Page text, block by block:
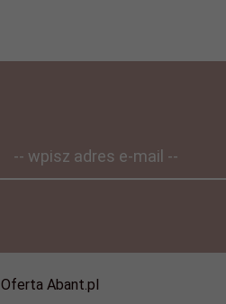
-- wpisz adres e-mail --
Oferta Abant.pl